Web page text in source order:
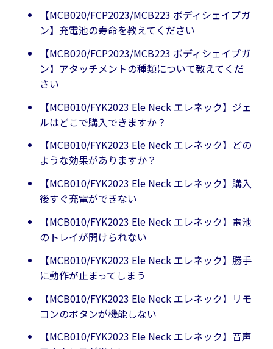
【MCB020/FCP2023/MCB223 ボディシェイプガ
ン】充電池の寿命を教えてください
【MCB020/FCP2023/MCB223 ボディシェイプガ
ン】アタッチメントの種類について教えてくだ
さい
【MCB010/FYK2023 Ele Neck エレネック】ジェ
ルはどこで購入できますか？
【MCB010/FYK2023 Ele Neck エレネック】どの
ような効果がありますか？
【MCB010/FYK2023 Ele Neck エレネック】購入
後すぐ充電ができない
【MCB010/FYK2023 Ele Neck エレネック】電池
のトレイが開けられない
【MCB010/FYK2023 Ele Neck エレネック】勝手
に動作が止まってしまう
【MCB010/FYK2023 Ele Neck エレネック】リモ
コンのボタンが機能しない
【MCB010/FYK2023 Ele Neck エレネック】音声